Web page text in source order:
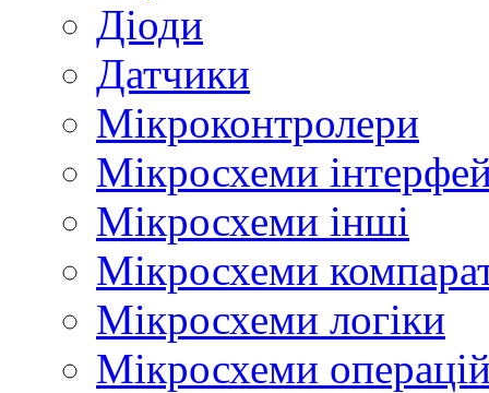
Діоди
Датчики
Мікроконтролери
Мікросхеми
Мікросхеми інші
Мікросхеми
Мікросхеми логіки
Мікросхеми